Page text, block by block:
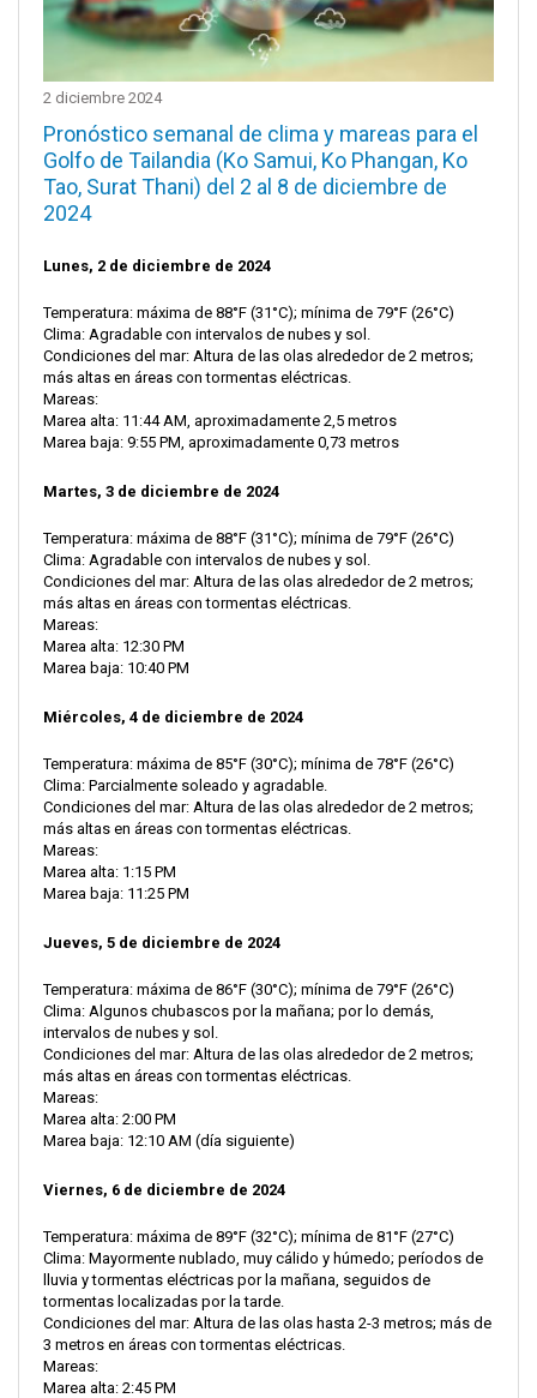
2 diciembre 2024
Pronóstico semanal de clima y mareas para el
Golfo de Tailandia (Ko Samui, Ko Phangan, Ko
Tao, Surat Thani) del 2 al 8 de diciembre de
2024
Lunes, 2 de diciembre de 2024
Temperatura: máxima de 88°F (31°C); mínima de 79°F (26°C)
Clima: Agradable con intervalos de nubes y sol.
Condiciones del mar: Altura de las olas alrededor de 2 metros;
más altas en áreas con tormentas eléctricas.
Mareas:
Marea alta: 11:44 AM, aproximadamente 2,5 metros
Marea baja: 9:55 PM, aproximadamente 0,73 metros
Martes, 3 de diciembre de 2024
Temperatura: máxima de 88°F (31°C); mínima de 79°F (26°C)
Clima: Agradable con intervalos de nubes y sol.
Condiciones del mar: Altura de las olas alrededor de 2 metros;
más altas en áreas con tormentas eléctricas.
Mareas:
Marea alta: 12:30 PM
Marea baja: 10:40 PM
Miércoles, 4 de diciembre de 2024
Temperatura: máxima de 85°F (30°C); mínima de 78°F (26°C)
Clima: Parcialmente soleado y agradable.
Condiciones del mar: Altura de las olas alrededor de 2 metros;
más altas en áreas con tormentas eléctricas.
Mareas:
Marea alta: 1:15 PM
Marea baja: 11:25 PM
Jueves, 5 de diciembre de 2024
Temperatura: máxima de 86°F (30°C); mínima de 79°F (26°C)
Clima: Algunos chubascos por la mañana; por lo demás,
intervalos de nubes y sol.
Condiciones del mar: Altura de las olas alrededor de 2 metros;
más altas en áreas con tormentas eléctricas.
Mareas:
Marea alta: 2:00 PM
Marea baja: 12:10 AM (día siguiente)
Viernes, 6 de diciembre de 2024
Temperatura: máxima de 89°F (32°C); mínima de 81°F (27°C)
Clima: Mayormente nublado, muy cálido y húmedo; períodos de
lluvia y tormentas eléctricas por la mañana, seguidos de
tormentas localizadas por la tarde.
Condiciones del mar: Altura de las olas hasta 2-3 metros; más de
3 metros en áreas con tormentas eléctricas.
Mareas:
Marea alta: 2:45 PM